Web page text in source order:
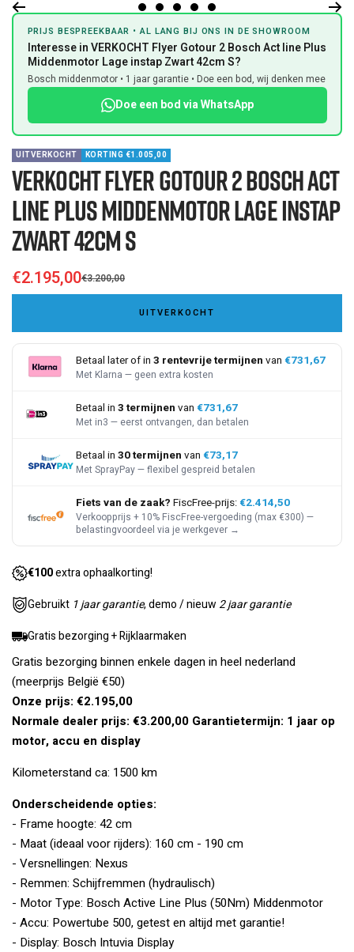
Go
to
slide
1
Go
to
slide
2
Go
to
slide
3
Go
to
slide
4
Go
to
slide
5
PRIJS BESPREEKBAAR • AL LANG BIJ ONS IN DE SHOWROOM
Interesse in VERKOCHT Flyer Gotour 2 Bosch Act line Plus
Middenmotor Lage instap Zwart 42cm S?
Bosch middenmotor • 1 jaar garantie • Doe een bod, wij denken mee
Doe een bod via WhatsApp
UITVERKOCHT KORTING €1.005,00
VERKOCHT Flyer Gotour 2 Bosch Act
line Plus Middenmotor Lage instap
Zwart 42cm S
Sale
€2.195,00
Regular
€3.200,00
UITVERKOCHT
Betaal later of in 3 rentevrije termijnen van €731,67
Met Klarna — geen extra kosten
Betaal in 3 termijnen van €731,67
Met in3 — eerst ontvangen, dan betalen
Betaal in 30 termijnen van €73,17
Met SprayPay — flexibel gespreid betalen
Fiets van de zaak? FiscFree-prijs:€2.414,50
Verkoopprijs + 10% FiscFree-vergoeding (max €300) —
belastingvoordeel via je werkgever →
€100extra ophaalkorting!
Gebruikt 1 jaar garantie, demo / nieuw 2 jaar garantie
Gratis bezorging + Rijklaarmaken
Gratis bezorging binnen enkele dagen in heel nederland
(meerprijs België €50)
Onze prijs: €2.195,00
Normale dealer prijs: €3.200,00 Garantietermijn: 1 jaar op
motor, accu en display
Kilometerstand ca: 1500 km
Onderscheidende opties:
- Frame hoogte: 42 cm
- Maat (ideaal voor rijders): 160 cm - 190 cm
- Versnellingen: Nexus
- Remmen: Schijfremmen (hydraulisch)
- Motor Type: Bosch Active Line Plus (50Nm) Middenmotor
- Accu: Powertube 500, getest en altijd met garantie!
- Display: Bosch Intuvia Display